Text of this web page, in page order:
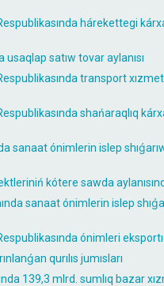
hárekettegi
usaqlap satıw tovar aylanısı
transport
shańaraqlıq
sanaat ónimlerin islep
kótere sawda
sanaat ónimlerin islep
ónimleri eksportı
qurılıs jumısları
139,3 mlrd. sumlıq bazar